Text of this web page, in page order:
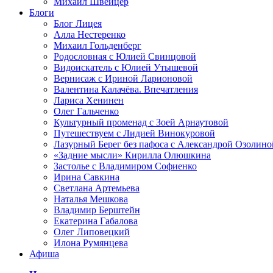
Блоги
Блог Лицея
Алла Нестеренко
Михаил Гольденберг
Родословная с Юлией Свинцовой
Видоискатель с Юлией Утышевой
Вернисаж с Ириной Ларионовой
Валентина Калачёва. Впечатления
Лариса Хенинен
Олег Гальченко
Культурный променад с Зоей Арнаутовой
Путешествуем с Лидией Винокуровой
Лазурный Берег без пафоса с Александрой
«Задние мысли» Кирилла Олюшкина
Застолье с Владимиром Софиенко
Ирина Савкина
Светлана Артемьева
Наталья Мешкова
Владимир Берштейн
Екатерина Габалова
Олег Липовецкий
Илона Румянцева
Афиша